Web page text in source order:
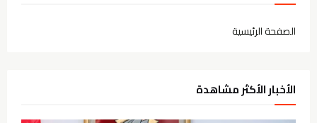
الصفحة الرئيسية
الأخبار الأكثر مشاهدة